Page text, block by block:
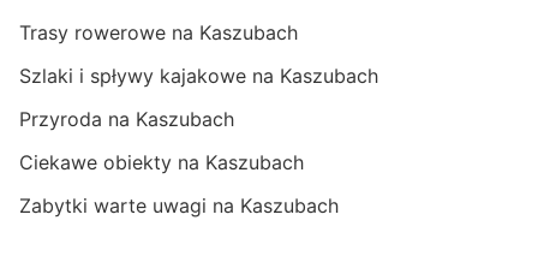
Trasy rowerowe na Kaszubach
Szlaki i spływy kajakowe na Kaszubach
Przyroda na Kaszubach
Ciekawe obiekty na Kaszubach
Zabytki warte uwagi na Kaszubach